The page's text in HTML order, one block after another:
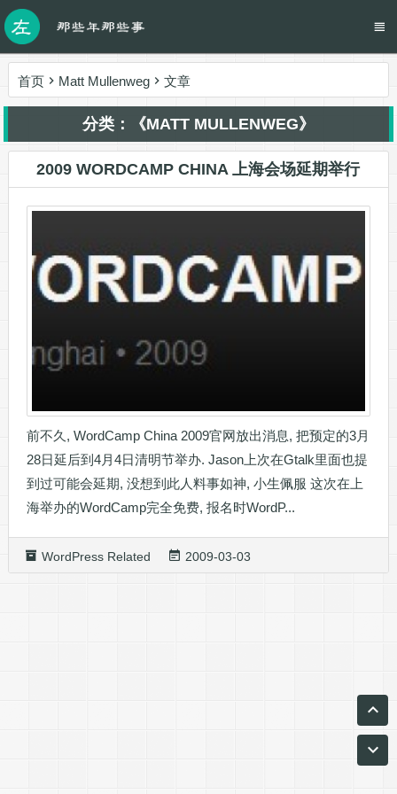
首页 Matt Mullenweg 文章
分类：《MATT MULLENWEG》
2009 WORDCAMP CHINA 上海会场延期举行
前不久, WordCamp China 2009官网放出消息, 把预定的3月
28日延后到4月4日清明节举办. Jason上次在Gtalk里面也提
到过可能会延期, 没想到此人料事如神, 小生佩服 这次在上
海举办的WordCamp完全免费, 报名时WordP...
WordPress Related 2009-03-03